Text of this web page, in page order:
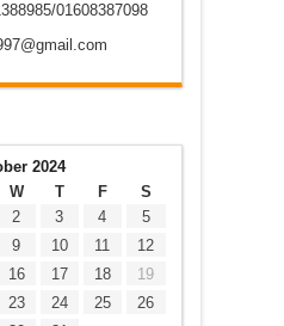
01608387098
2024
W T F
S
2 3 4
5
9 10 11
12
16 17 18
19
23 24 25
26